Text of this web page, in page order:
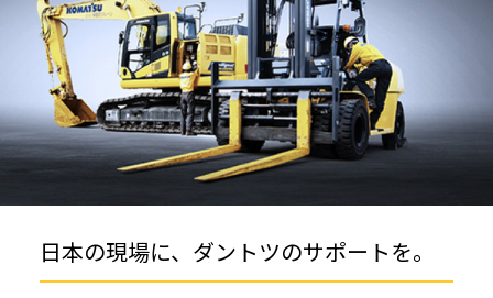
日本の現場に、ダントツのサポートを。